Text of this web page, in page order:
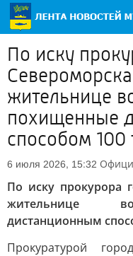
По иску
жительнице
похищенные
способом 100
6 июля 2026, 15:32
По иску прокурора
жительнице
дистанционным
Прокуратурой